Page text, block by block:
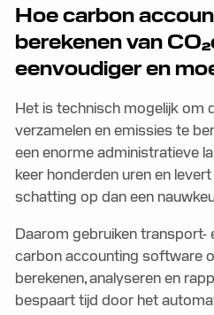
Hoe carbon
berekenen van
eenvoudiger en
Het is technisch mogelijk om
verzamelen en emissies te
een enorme administratieve
keer honderden uren en
schatting op dan een
Daarom gebruiken transport-
carbon accounting software
berekenen, analyseren en
bespaart tijd door het